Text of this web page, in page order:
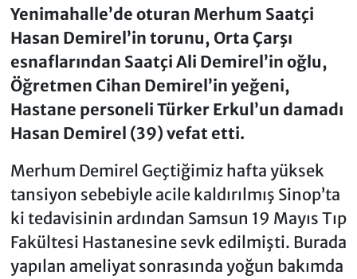
Yenimahalle’de oturan Merhum Saatçi
Hasan Demirel’in torunu, Orta Çarşı
esnaflarından Saatçi Ali Demirel’in oğlu,
Öğretmen Cihan Demirel’in yeğeni,
Hastane personeli Türker Erkul’un damadı
Hasan Demirel (39) vefat etti.
Merhum Demirel Geçtiğimiz hafta yüksek
tansiyon sebebiyle acile kaldırılmış Sinop’ta
ki tedavisinin ardından Samsun 19 Mayıs Tıp
Fakültesi Hastanesine sevk edilmişti. Burada
yapılan ameliyat sonrasında yoğun bakımda